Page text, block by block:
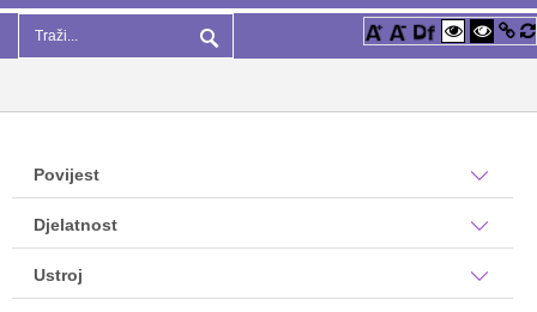
Povijest
Djelatnost
Ustroj